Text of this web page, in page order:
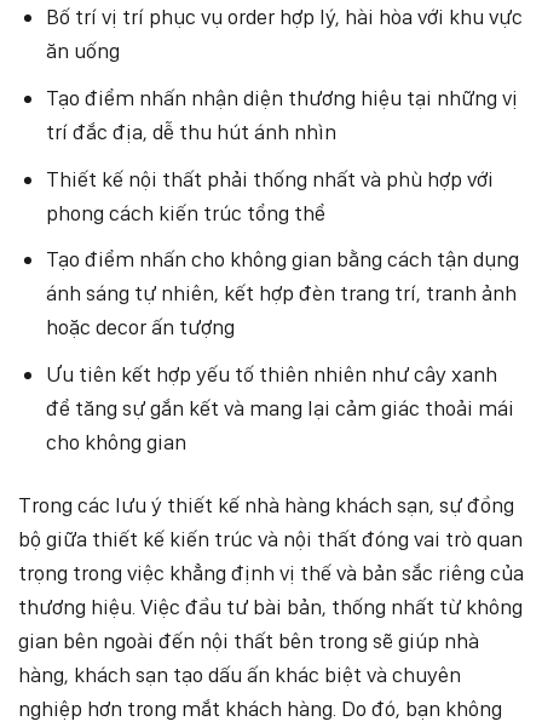
Bố trí vị trí phục vụ order hợp lý, hài hòa với khu vực
ăn uống
Tạo điểm nhấn nhận diện thương hiệu tại những vị
trí đắc địa, dễ thu hút ánh nhìn
Thiết kế nội thất phải thống nhất và phù hợp với
phong cách kiến trúc tổng thể
Tạo điểm nhấn cho không gian bằng cách tận dụng
ánh sáng tự nhiên, kết hợp đèn trang trí, tranh ảnh
hoặc decor ấn tượng
Ưu tiên kết hợp yếu tố thiên nhiên như cây xanh
để tăng sự gắn kết và mang lại cảm giác thoải mái
cho không gian
Trong các lưu ý thiết kế nhà hàng khách sạn, sự đồng
bộ giữa thiết kế kiến trúc và nội thất đóng vai trò quan
trọng trong việc khẳng định vị thế và bản sắc riêng của
thương hiệu. Việc đầu tư bài bản, thống nhất từ không
gian bên ngoài đến nội thất bên trong sẽ giúp nhà
hàng, khách sạn tạo dấu ấn khác biệt và chuyên
nghiệp hơn trong mắt khách hàng. Do đó, bạn không